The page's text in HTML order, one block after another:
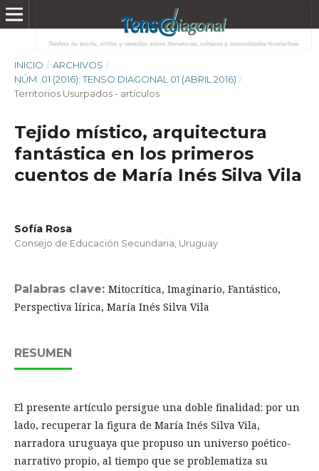
INICIO / ARCHIVOS /
NÚM. 01 (2016): TENSO DIAGONAL 01 (ABRIL 2016) /
Territorios Usurpados - artículos
Tejido místico, arquitectura
fantástica en los primeros
cuentos de María Inés Silva Vila
Sofía Rosa
Consejo de Educación Secundaria, Uruguay
Palabras clave: Mitocrítica, Imaginario, Fantástico,
Perspectiva lírica, María Inés Silva Vila
RESUMEN
El presente artículo persigue una doble finalidad: por un
lado, recuperar la figura de María Inés Silva Vila,
narradora uruguaya que propuso un universo poético-
narrativo propio, al tiempo que se problematiza su